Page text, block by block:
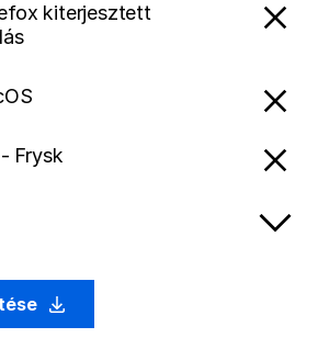
kiterjesztett
Frysk